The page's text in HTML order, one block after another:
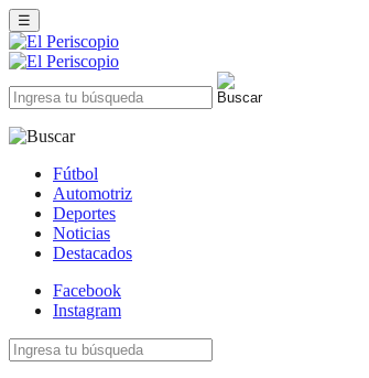
☰
Fútbol
Automotriz
Deportes
Noticias
Destacados
Facebook
Instagram